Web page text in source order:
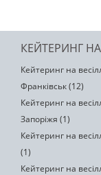
КЕЙТЕРИНГ
Кейтеринг на
Франківськ (12)
Кейтеринг на
Запоріжя (1)
Кейтеринг на
(1)
Кейтеринг на